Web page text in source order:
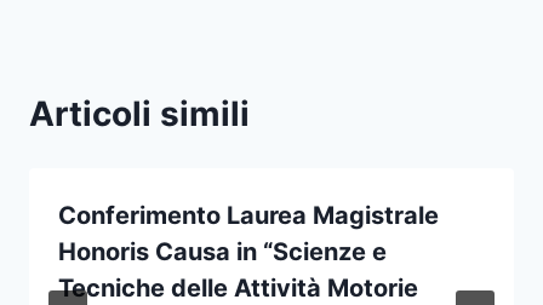
Articoli simili
Conferimento Laurea Magistrale
Honoris Causa in “Scienze e
Tecniche delle Attività Motorie